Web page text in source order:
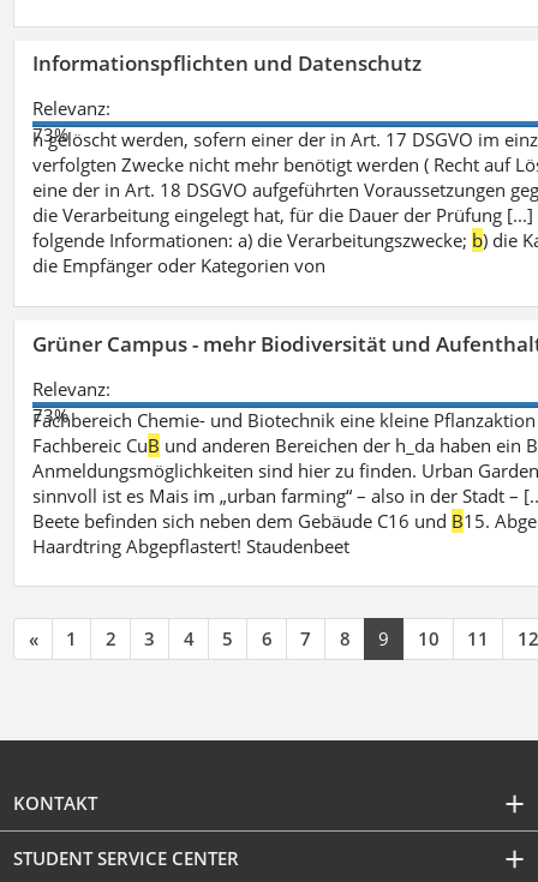
Informationspflichten und Datenschutz
Relevanz:
73%
h gelöscht werden, sofern einer der in Art. 17 DSGVO im
verfolgten Zwecke nicht mehr benötigt werden ( Recht auf
eine der in Art. 18 DSGVO aufgeführten Voraussetzungen
die Verarbeitung eingelegt hat, für die Dauer der Prüfung
folgende Informationen: a) die Verarbeitungszwecke; b) die
die Empfänger oder Kategorien von
Grüner Campus - mehr Biodiversität und
Relevanz:
73%
Fachbereich Chemie- und Biotechnik eine kleine
Fachbereic CuB und anderen Bereichen der h_da haben ein
Anmeldungsmöglichkeiten sind hier zu finden. Urban
sinnvoll ist es Mais im „urban farming“ – also in der Stadt –
Beete befinden sich neben dem Gebäude C16 und B15.
Haardtring Abgepflastert! Staudenbeet
« 1 2 3 4 5 6 7 8 9 10 11 12
KONTAKT
STUDENT SERVICE CENTER